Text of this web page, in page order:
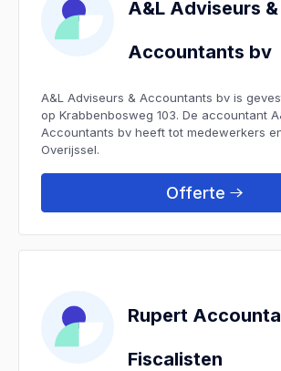
A&L Adviseurs &
Accountants bv
A&L Adviseurs & Accountants bv is
op Krabbenbosweg 103. De accountant
Accountants bv heeft tot medewerkers
Overijssel.
Offerte
Rupert
Fiscalisten